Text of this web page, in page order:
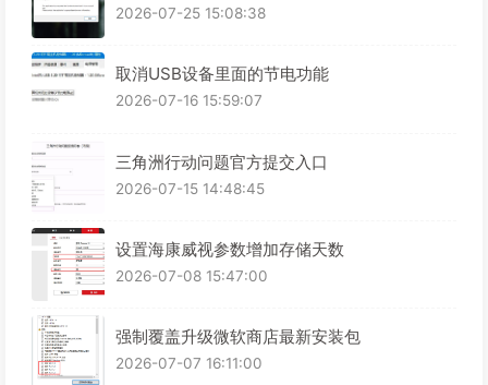
2026-07-25 15:08:38
取消USB设备里面的节电功能
2026-07-16 15:59:07
三角洲行动问题官方提交入口
2026-07-15 14:48:45
设置海康威视参数增加存储天数
2026-07-08 15:47:00
强制覆盖升级微软商店最新安装包
2026-07-07 16:11:00